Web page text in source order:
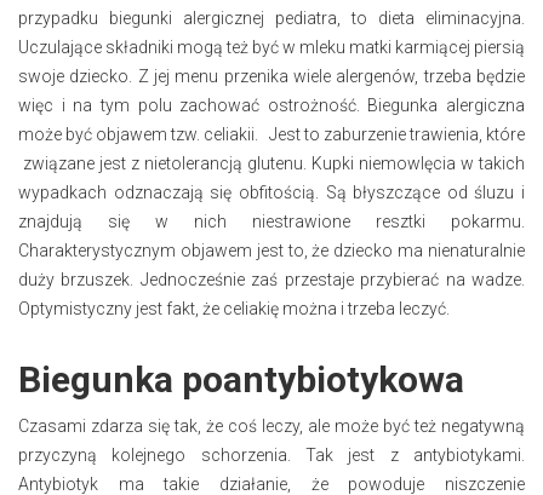
przypadku biegunki alergicznej pediatra, to dieta eliminacyjna.
Uczulające składniki mogą też być w mleku matki karmiącej piersią
swoje dziecko. Z jej menu przenika wiele alergenów, trzeba będzie
więc i na tym polu zachować ostrożność. Biegunka alergiczna
może być objawem tzw. celiakii. Jest to zaburzenie trawienia, które
związane jest z nietolerancją glutenu. Kupki niemowlęcia w takich
wypadkach odznaczają się obfitością. Są błyszczące od śluzu i
znajdują się w nich niestrawione resztki pokarmu.
Charakterystycznym objawem jest to, że dziecko ma nienaturalnie
duży brzuszek. Jednocześnie zaś przestaje przybierać na wadze.
Optymistyczny jest fakt, że celiakię można i trzeba leczyć.
Biegunka poantybiotykowa
Czasami zdarza się tak, że coś leczy, ale może być też negatywną
przyczyną kolejnego schorzenia. Tak jest z antybiotykami.
Antybiotyk ma takie działanie, że powoduje niszczenie